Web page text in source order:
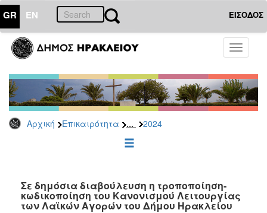
GR EN ΕΙΣΟΔΟΣ
Toggle
Αρχική Επικαιρότητα ... 2024
ΕΠΙΚΑΙΡΟΤΗΤΑ
Τύπου
Αρχείο
2026
2025
2022
2021
Σε δημόσια διαβούλευση η τροποποίηση-
κωδικοποίηση του Κανονισμού Λειτουργίας
των Λαϊκών Αγορών του Δήμου Ηρακλείου